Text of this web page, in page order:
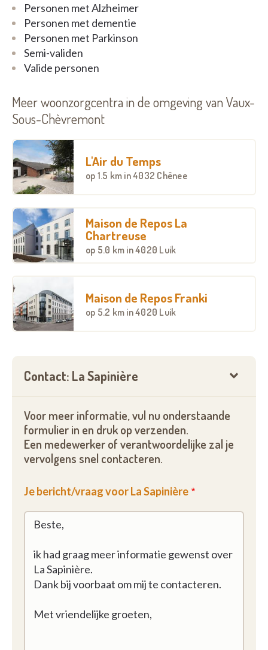
Personen met Alzheimer
Personen met dementie
Personen met Parkinson
Semi-validen
Valide personen
Meer woonzorgcentra in de omgeving van Vaux-
Sous-Chèvremont
L'Air du Temps
op 1.5 km in 4032 Chênee
Maison de Repos La
Chartreuse
op 5.0 km in 4020 Luik
Maison de Repos Franki
op 5.2 km in 4020 Luik
Contact: La Sapinière
Voor meer informatie, vul nu onderstaande
formulier in en druk op verzenden.
Een medewerker of verantwoordelijke zal je
vervolgens snel contacteren.
Je bericht/vraag voor La Sapinière